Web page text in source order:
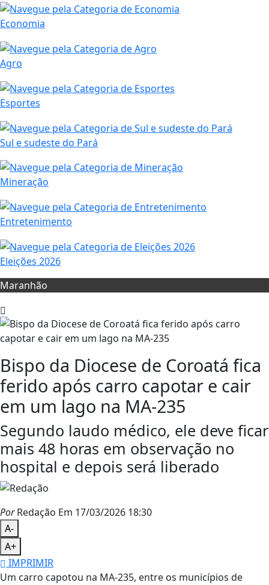
Economia
Agro
Esportes
Sul e sudeste do Pará
Mineração
Entretenimento
Eleições 2026
Maranhão
Bispo da Diocese de Coroatá fica
ferido após carro capotar e cair
em um lago na MA-235
Segundo laudo médico, ele deve ficar
mais 48 horas em observação no
hospital e depois será liberado
PorRedação Em 17/03/2026 18:30
A-
A+
IMPRIMIR
Um carro capotou na MA-235, entre os municípios de